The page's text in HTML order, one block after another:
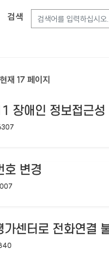
검색
재 17 페이지
장애인 정보접근성
회수:
호 변경
수:
센터로 전화연결
수: